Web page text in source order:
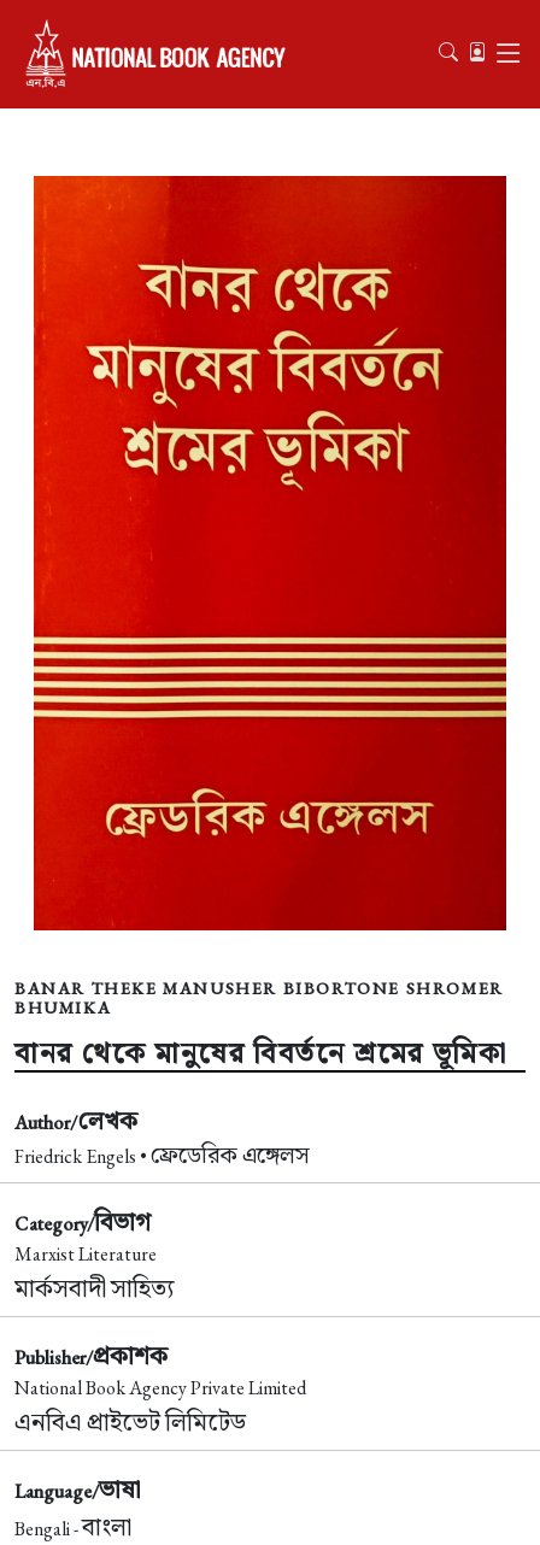
BANAR THEKE MANUSHER BIBORTONE SHROMER
BHUMIKA
বানর থেকে মানুষের বিবর্তনে শ্রমের ভূমিকা
Author/লেখক
Friedrick Engels •ফ্রেডেরিক এঙ্গেলস
Category/বিভাগ
Marxist Literature
মার্কসবাদী সাহিত্য
Publisher/প্রকাশক
National Book Agency Private Limited
এনবিএ প্রাইভেট লিমিটেড
Language/ভাষা
Bengali -বাংলা